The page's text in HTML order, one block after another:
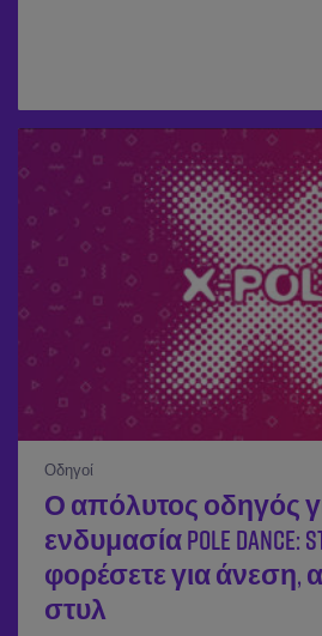
Οδηγοί
Ο απόλυτος οδηγός
ενδυμασία Pole Dance:
φορέσετε για άνεση,
στυλ